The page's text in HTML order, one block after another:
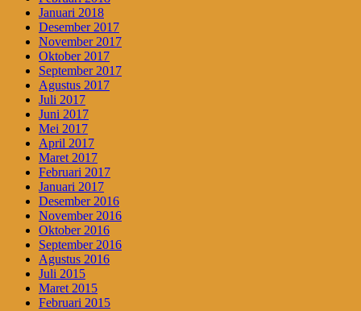
Januari 2018
Desember 2017
November 2017
Oktober 2017
September 2017
Agustus 2017
Juli 2017
Juni 2017
Mei 2017
April 2017
Maret 2017
Februari 2017
Januari 2017
Desember 2016
November 2016
Oktober 2016
September 2016
Agustus 2016
Juli 2015
Maret 2015
Februari 2015